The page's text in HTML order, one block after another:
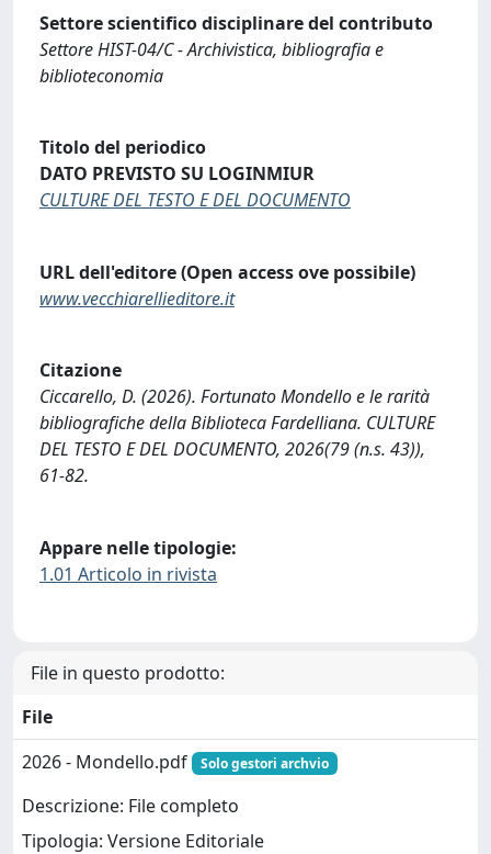
Settore scientifico disciplinare del contributo
Settore HIST-04/C - Archivistica, bibliografia e
biblioteconomia
Titolo del periodico
DATO PREVISTO SU LOGINMIUR
CULTURE DEL TESTO E DEL DOCUMENTO
URL dell'editore (Open access ove possibile)
www.vecchiarellieditore.it
Citazione
Ciccarello, D. (2026). Fortunato Mondello e le rarità
bibliografiche della Biblioteca Fardelliana. CULTURE
DEL TESTO E DEL DOCUMENTO, 2026(79 (n.s. 43)),
61-82.
Appare nelle tipologie:
1.01 Articolo in rivista
File in questo prodotto:
File
2026 - Mondello.pdf
Solo gestori archvio
Descrizione: File completo
Tipologia: Versione Editoriale